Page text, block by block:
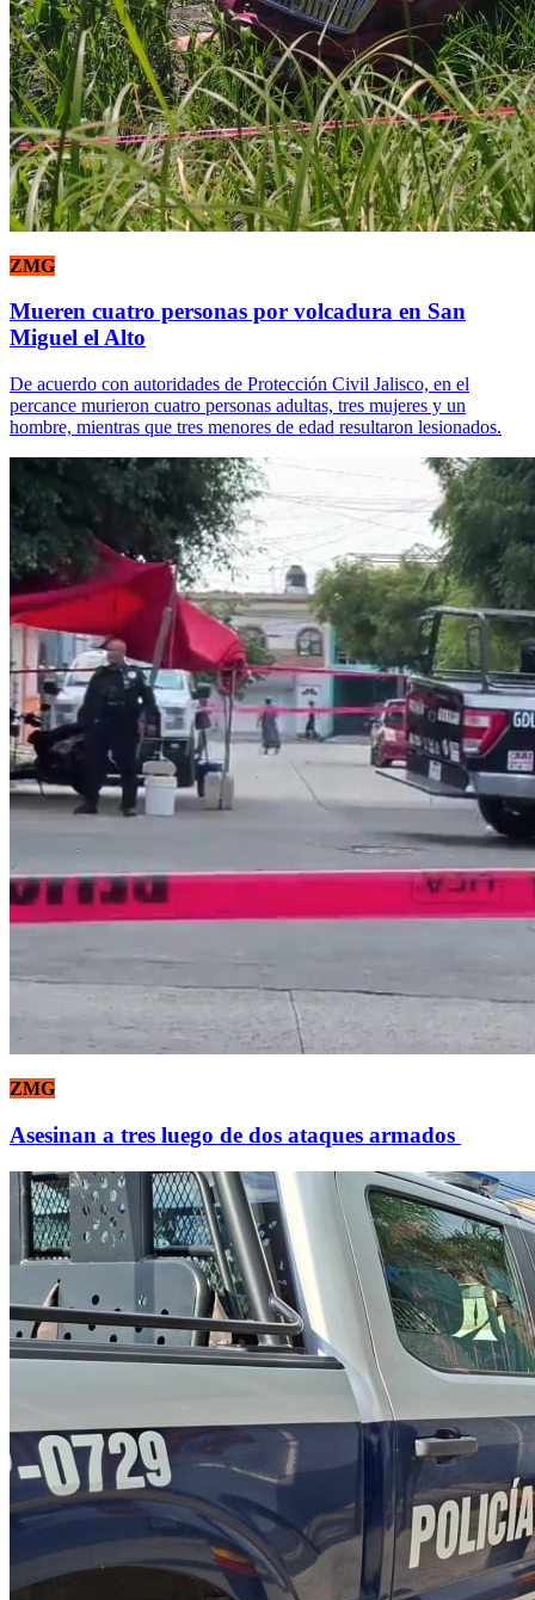
ZMG
Mueren cuatro personas por volcadura en San
Miguel el Alto
De acuerdo con autoridades de Protección Civil Jalisco, en el
percance murieron cuatro personas adultas, tres mujeres y un
hombre, mientras que tres menores de edad resultaron lesionados.
ZMG
Asesinan a tres luego de dos ataques armados